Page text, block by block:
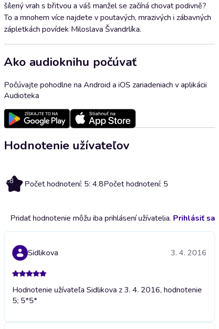
šílený vrah s břitvou a váš manžel se začíná chovat podivně?
To a mnohem více najdete v poutavých, mrazivých i zábavných
zápletkách povídek Miloslava Švandrlíka.
Ako audioknihu počúvať
Počúvajte pohodlne na Android a iOS zariadeniach v aplikácii
Audioteka
Hodnotenie užívateľov
4.8 Počet hodnotení: 5: 4.8Počet hodnotení: 5
Pridať hodnotenie môžu iba prihlásení užívatelia. Prihlásiť sa
Sidlikova 3. 4. 2016
Hodnotenie užívateľa Sidlikova z 3. 4. 2016, hodnotenie
5; 5*5*